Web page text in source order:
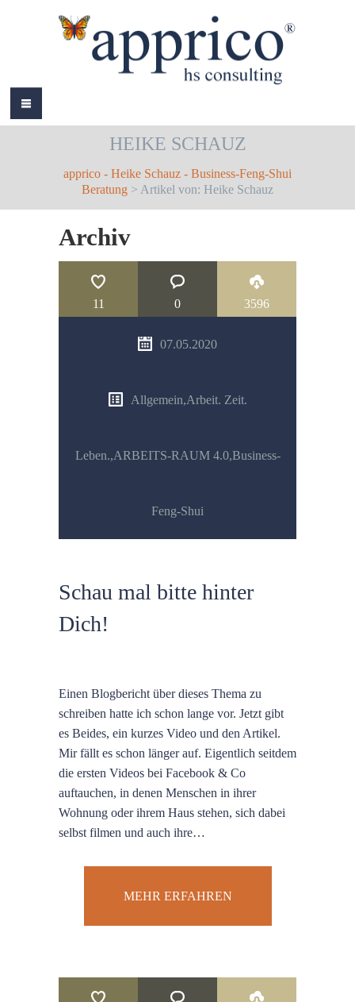
ÜBER MICH
LEISTUNGEN
AKTUELLES
REFERENZEN
BÜCHER
COLOURS
HEIKE SCHAUZ
apprico - Heike Schauz - Business-Feng-Shui
Beratung > Artikel von: Heike Schauz
Archiv
11 0 3596
07.05.2020
Allgemein,Arbeit. Zeit.
Leben.,ARBEITS-RAUM 4.0,Business-
Feng-Shui
Schau mal bitte hinter
Dich!
Einen Blogbericht über dieses Thema zu
schreiben hatte ich schon lange vor. Jetzt gibt
es Beides, ein kurzes Video und den Artikel.
Mir fällt es schon länger auf. Eigentlich seitdem
die ersten Videos bei Facebook & Co
auftauchen, in denen Menschen in ihrer
Wohnung oder ihrem Haus stehen, sich dabei
selbst filmen und auch ihre…
MEHR ERFAHREN